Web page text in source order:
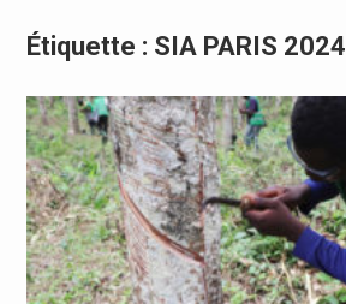
Étiquette : SIA PARIS 2024